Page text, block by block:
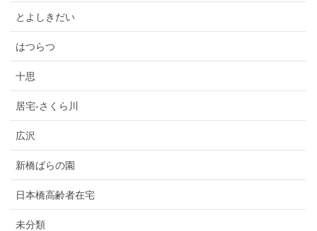
とよしきだい
はつらつ
十思
居宅-さくら川
広沢
新橋ばらの園
日本橋高齢者在宅
未分類